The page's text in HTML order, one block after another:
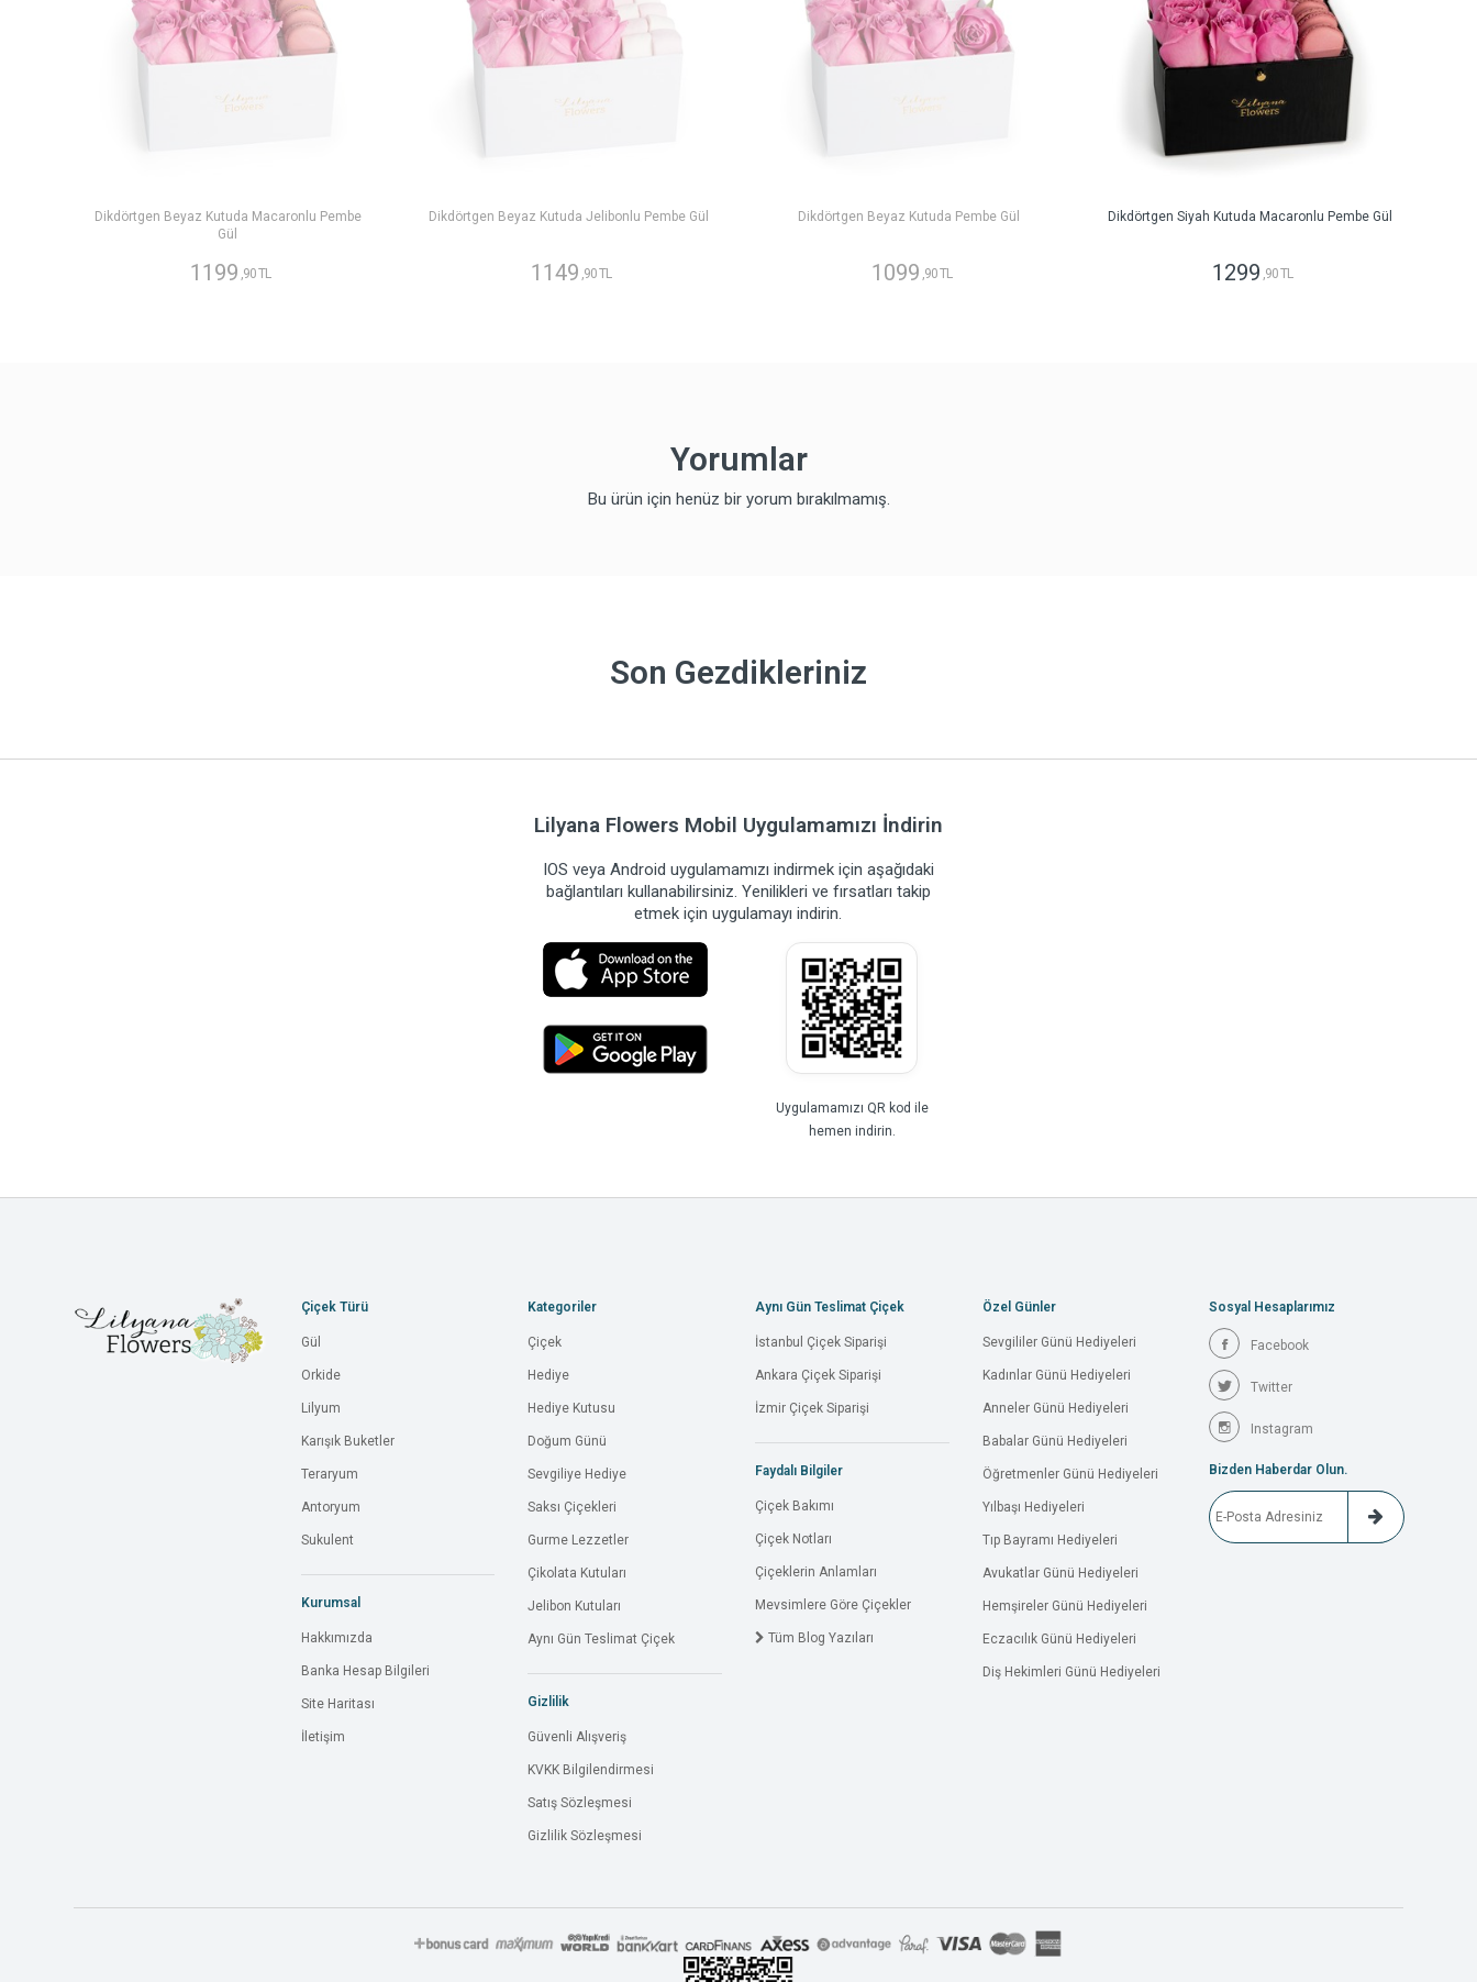
Dikdörtgen Beyaz Kutuda Macaronlu Pembe
Gül
1199 ,90 TL
Dikdörtgen Beyaz Kutuda Jelibonlu Pembe Gül
1149 ,90 TL
Dikdörtgen Beyaz Kutuda Pembe Gül
1099 ,90 TL
Dikdörtgen Siyah Kutuda Macaronlu Pembe Gül
1299 ,90 TL
Yorumlar
Bu ürün için henüz bir yorum bırakılmamış.
Son Gezdikleriniz
Lilyana Flowers Mobil Uygulamamızı İndirin
IOS veya Android uygulamamızı indirmek için aşağıdaki
bağlantıları kullanabilirsiniz. Yenilikleri ve fırsatları takip
etmek için uygulamayı indirin.
Uygulamamızı QR kod ile
hemen indirin.
Çiçek Türü
Gül
Orkide
Lilyum
Karışık Buketler
Teraryum
Antoryum
Sukulent
Kurumsal
Hakkımızda
Banka Hesap Bilgileri
Site Haritası
İletişim
Kategoriler
Çiçek
Hediye
Hediye Kutusu
Doğum Günü
Sevgiliye Hediye
Saksı Çiçekleri
Gurme Lezzetler
Çikolata Kutuları
Jelibon Kutuları
Aynı Gün Teslimat Çiçek
Gizlilik
Güvenli Alışveriş
KVKK Bilgilendirmesi
Satış Sözleşmesi
Gizlilik Sözleşmesi
Aynı Gün Teslimat Çiçek
İstanbul Çiçek Siparişi
Ankara Çiçek Siparişi
İzmir Çiçek Siparişi
Faydalı Bilgiler
Çiçek Bakımı
Çiçek Notları
Çiçeklerin Anlamları
Mevsimlere Göre Çiçekler
Tüm Blog Yazıları
Özel Günler
Sevgililer Günü Hediyeleri
Kadınlar Günü Hediyeleri
Anneler Günü Hediyeleri
Babalar Günü Hediyeleri
Öğretmenler Günü Hediyeleri
Yılbaşı Hediyeleri
Tıp Bayramı Hediyeleri
Avukatlar Günü Hediyeleri
Hemşireler Günü Hediyeleri
Eczacılık Günü Hediyeleri
Diş Hekimleri Günü Hediyeleri
Sosyal Hesaplarımız
Facebook
Twitter
Instagram
Bizden Haberdar Olun.